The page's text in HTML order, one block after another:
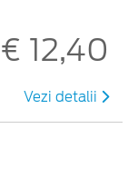
€ 12,40
Vezi detalii